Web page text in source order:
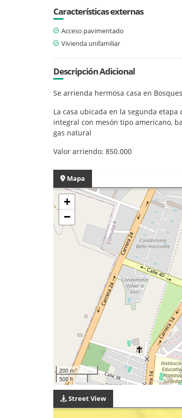
Características externas
Acceso pavimentado
Vivienda unifamiliar
Descripción Adicional
Se arrienda hermosa casa en
La casa ubicada en la segunda
integral con mesón tipo americano,
gas natural
Valor arriendo: 850.000
Mapa
+
−
200 m
500 ft
Street View